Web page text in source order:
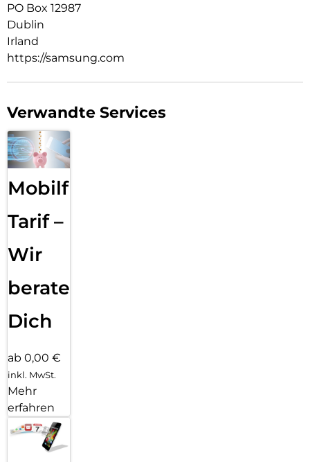
PO Box 12987
Dublin
Irland
https://samsung.com
Verwandte Services
Mobilfunk
Tarif –
Wir
beraten
Dich
ab 0,00 €
inkl. MwSt.
Mehr
erfahren